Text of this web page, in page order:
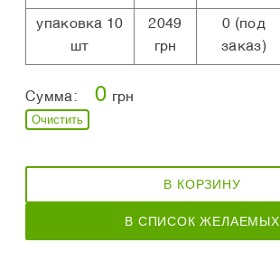
упаковка 10
шт
2049
грн
0 (под
заказ)
Сумма: 0 грн
Очистить
В КОРЗИНУ
В СПИСОК ЖЕЛАЕМЫХ